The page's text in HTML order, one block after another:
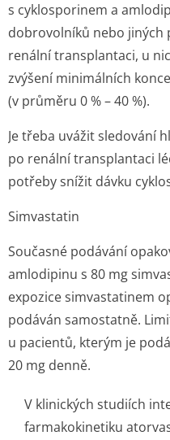
s cyklosporinem a
dobrovolníků nebo jiných
renální transplantaci, u
zvýšení minimálních
(v průměru 0 % – 40 %).
Je třeba uvážit sledování
po renální transplantaci
potřeby snížit dávku
Simvastatin
Současné podávání
amlodipinu s 80 mg
expozice simvastatinem
podáván samostatně.
u pacientů, kterým je
20 mg denně.
V klinických studiích
farmakokinetiku